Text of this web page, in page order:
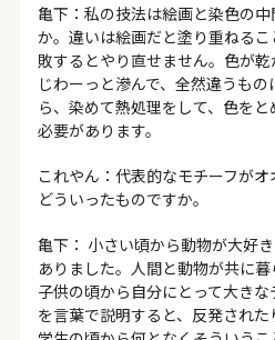
亀下：私の技法は絵画と染色の
か。違いは絵画だと塗り重ねる
敗するとやり直せません。色が
じわーっと滲んで、全然違うも
ら、染めて熱処理をして、色を
必要があります。
これやん：代表的なモチーフが
どういったものですか。
亀下： 小さい頃から動物が大好
ありました。人間と動物が共に暮
子供の頃から自分にとって大き
を言葉で説明すると、反発され